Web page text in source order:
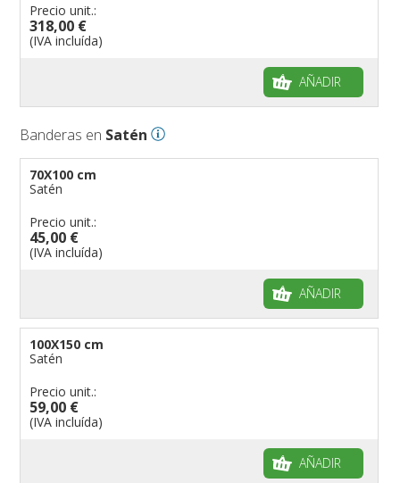
Precio unit.:
318,00 €
(IVA incluída)
AÑADIR
Banderas en Satén
70X100 cm
Satén
Precio unit.:
45,00 €
(IVA incluída)
AÑADIR
100X150 cm
Satén
Precio unit.:
59,00 €
(IVA incluída)
AÑADIR